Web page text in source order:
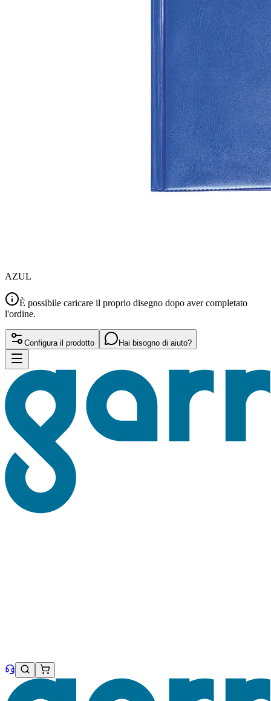
AZUL
È possibile caricare il proprio disegno dopo aver completato
l'ordine.
Configura il prodotto Hai bisogno di aiuto?